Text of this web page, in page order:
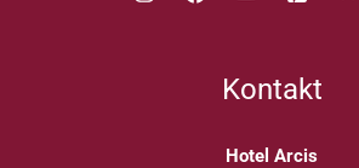
Kontakt
Hotel Arcis